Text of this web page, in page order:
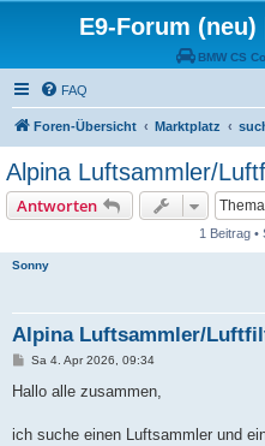
E9-Forum (neu)
BMW CS
FAQ
Foren-Übersicht Marktplatz
Alpina Luftsammler/
Antworten
1 Beitrag •
Sonny
Alpina Luftsammler/
B
i
a
Sa 4. Apr 2026, 09:34
Hallo alle zusammen,
ich suche einen Luftsammler und